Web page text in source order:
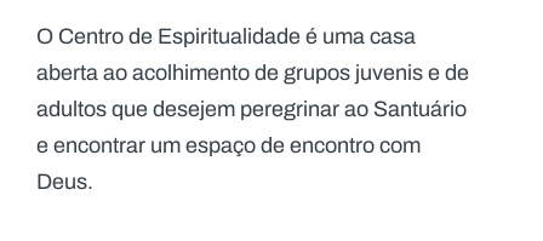
O Centro de Espiritualidade é uma casa
aberta ao acolhimento de grupos juvenis e de
adultos que desejem peregrinar ao Santuário
e encontrar um espaço de encontro com
Deus.​